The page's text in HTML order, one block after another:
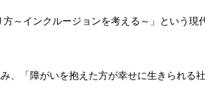
～インクルージョンを考える～」という現
、「障がいを抱えた方が幸せに生きられる